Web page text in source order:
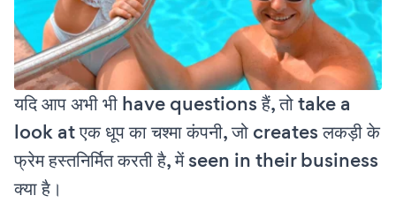
यदि आप अभी भी have questions हैं, तो take a
look at एक धूप का चश्मा कंपनी, जो creates लकड़ी के
फ्रेम हस्तनिर्मित करती है, में seen in their business
क्या है।